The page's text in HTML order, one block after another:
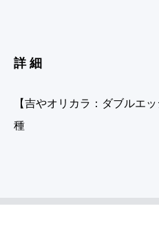
詳細
【吉やオリカラ：ダブルエ
種